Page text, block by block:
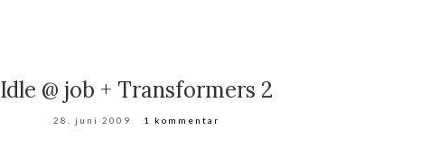
Idle @ job + Transformers 2
28. juni 2009 1 kommentar